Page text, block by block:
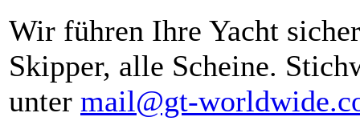
Wir führen Ihre Yacht
Skipper, alle Scheine.
unter mail@gt-